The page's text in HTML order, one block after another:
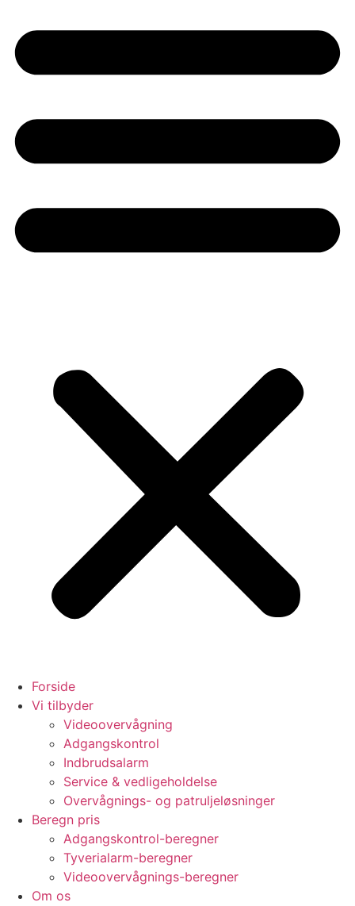
Forside
Vi tilbyder
Videoovervågning
Adgangskontrol
Indbrudsalarm
Service & vedligeholdelse
Overvågnings- og patruljeløsninger
Beregn pris
Adgangskontrol-beregner
Tyverialarm-beregner
Videoovervågnings-beregner
Om os